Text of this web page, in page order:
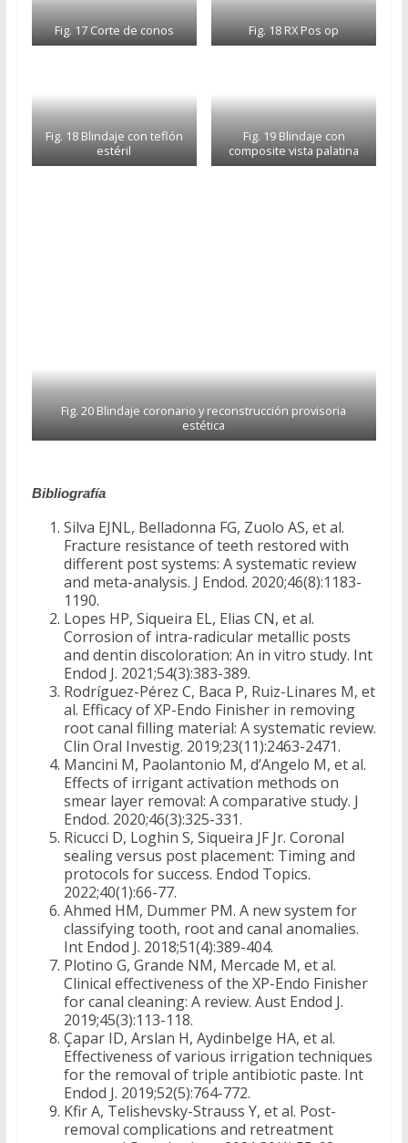
Fig. 17 Corte de conos Fig. 18 RX Pos op
Fig. 18 Blindaje con teflón
estéril
Fig. 19 Blindaje con
composite vista palatina
Fig. 20 Blindaje coronario y reconstrucción provisoria
estética
Bibliografía
Silva EJNL, Belladonna FG, Zuolo AS, et al.
Fracture resistance of teeth restored with
different post systems: A systematic review
and meta-analysis. J Endod. 2020;46(8):1183-
1190.
Lopes HP, Siqueira EL, Elias CN, et al.
Corrosion of intra-radicular metallic posts
and dentin discoloration: An in vitro study. Int
Endod J. 2021;54(3):383-389.
Rodríguez-Pérez C, Baca P, Ruiz-Linares M, et
al. Efficacy of XP-Endo Finisher in removing
root canal filling material: A systematic review.
Clin Oral Investig. 2019;23(11):2463-2471.
Mancini M, Paolantonio M, d’Angelo M, et al.
Effects of irrigant activation methods on
smear layer removal: A comparative study. J
Endod. 2020;46(3):325-331.
Ricucci D, Loghin S, Siqueira JF Jr. Coronal
sealing versus post placement: Timing and
protocols for success. Endod Topics.
2022;40(1):66-77.
Ahmed HM, Dummer PM. A new system for
classifying tooth, root and canal anomalies.
Int Endod J. 2018;51(4):389-404.
Plotino G, Grande NM, Mercade M, et al.
Clinical effectiveness of the XP-Endo Finisher
for canal cleaning: A review. Aust Endod J.
2019;45(3):113-118.
Çapar ID, Arslan H, Aydinbelge HA, et al.
Effectiveness of various irrigation techniques
for the removal of triple antibiotic paste. Int
Endod J. 2019;52(5):764-772.
Kfir A, Telishevsky-Strauss Y, et al. Post-
removal complications and retreatment